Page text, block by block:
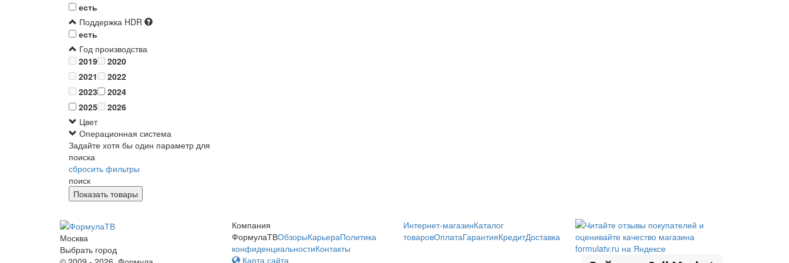
есть
Поддержка HDR
есть
Год производства
2019
2020
2021
2022
2023
2024
2025
2026
Цвет
Операционная система
Задайте хотя бы один параметр для
поиска
сбросить фильтры
поиск
Москва
Выбрать город
Компания
ФормулаТВОбзорыКарьераПолитика
конфиденциальностиКонтакты
Интернет-магазинКаталог
товаровОплатаГарантияКредитДоставка
Карта сайта